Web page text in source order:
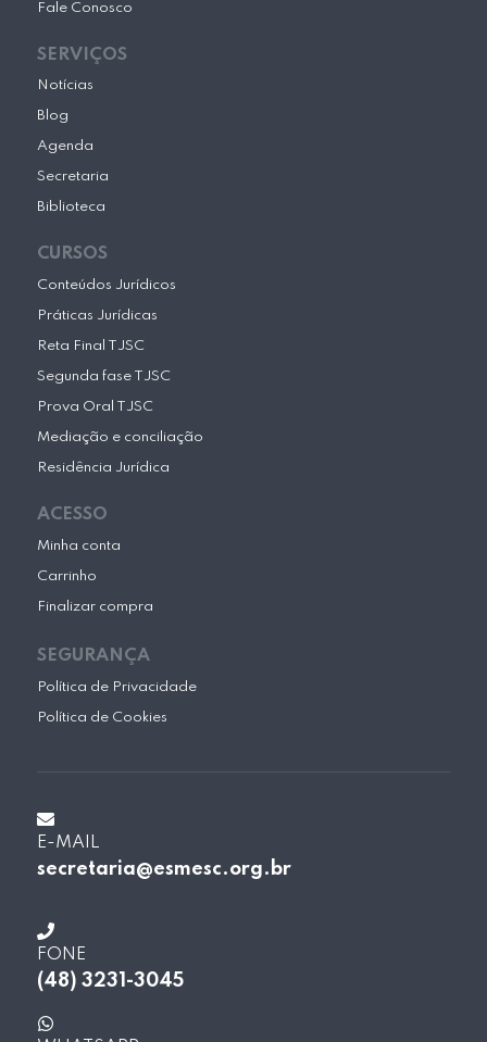
Fale Conosco
SERVIÇOS
Notícias
Blog
Agenda
Secretaria
Biblioteca
CURSOS
Conteúdos Jurídicos
Práticas Jurídicas
Reta Final TJSC
Segunda fase TJSC
Prova Oral TJSC
Mediação e conciliação
Residência Jurídica
ACESSO
Minha conta
Carrinho
Finalizar compra
SEGURANÇA
Política de Privacidade
Política de Cookies
E-MAIL
secretaria@esmesc.org.br
FONE
(48) 3231-3045